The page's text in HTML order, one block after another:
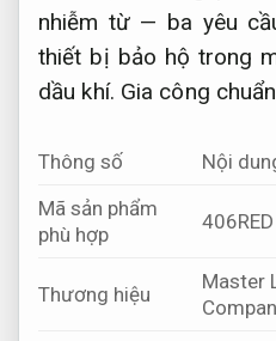
nhiễm từ — ba yêu
thiết bị bảo hộ trong
dầu khí. Gia công
Thông số
Nội
Mã sản phẩm
phù hợp
406RED
Thương hiệu
Master